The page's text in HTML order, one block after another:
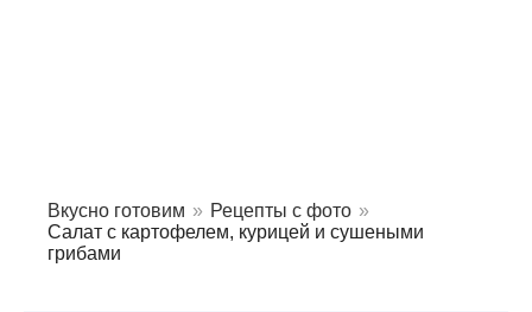
Вкусно готовим » Рецепты с фото »
Салат с картофелем, курицей и сушеными
грибами